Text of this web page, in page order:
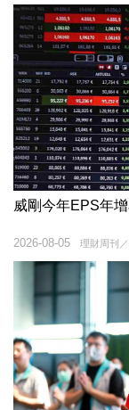
威剛今年EPS年
理財周刊
2026-08-05